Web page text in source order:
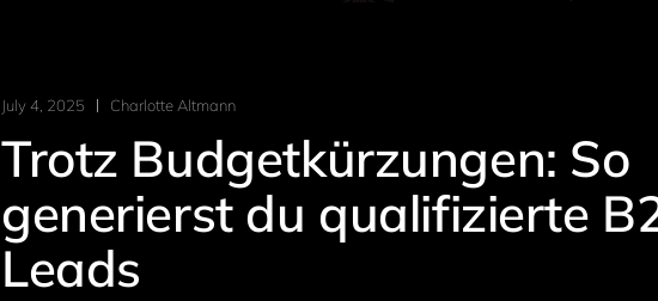
July 4, 2025 Charlotte Altmann
Trotz Budgetkürzungen: So
generierst du qualifizierte
Leads